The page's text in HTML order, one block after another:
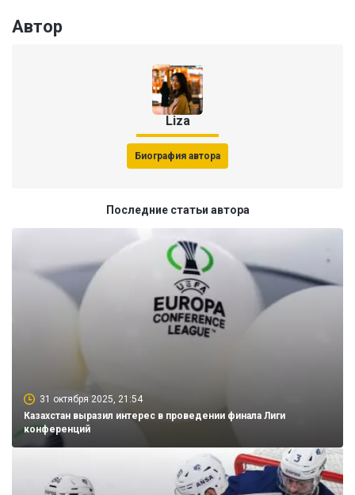
Автор
Liza
Биография автора
Последние статьи автора
31 октября 2025, 21:54
Казахстан выразил интерес в проведении финала Лиги
конференций